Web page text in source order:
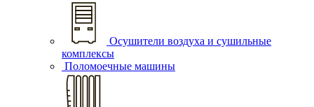
Осушители воздуха и сушильные
комплексы
Поломоечные машины